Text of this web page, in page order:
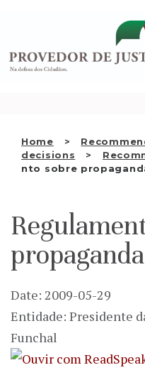
conteúdo
Home
decisions
nto sobre
WHO WE ARE
THE
NATIONAL
EN
Date: 2009-05-29
Entidade: Presidente
Funchal